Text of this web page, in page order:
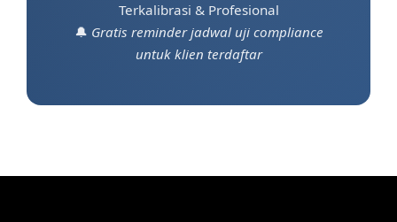
Terkalibrasi & Profesional
🔔 Gratis reminder jadwal uji compliance
untuk klien terdaftar